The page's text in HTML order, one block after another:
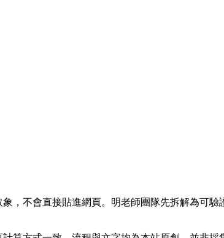
，不會直接貼進網頁。明老師團隊先拆解為可